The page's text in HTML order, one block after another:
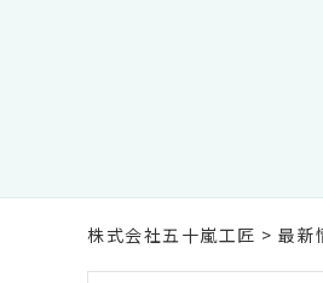
株式会社五十嵐工匠 > 最新